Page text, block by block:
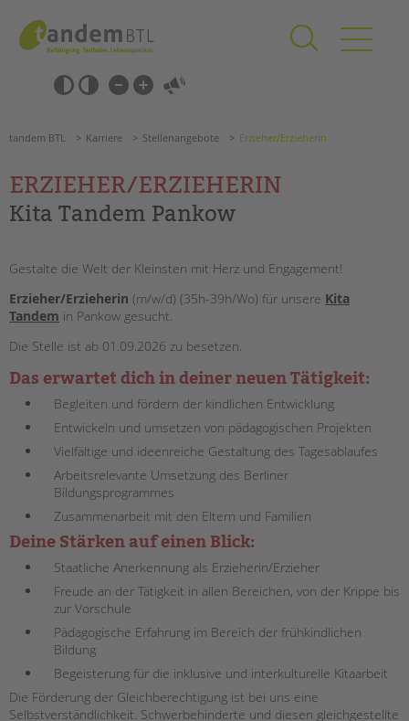
springen
Barrierefrei-
Einstellungen
überspringen
überspringen
SCHULE & GANZTAG
Förderzentren
Kollegs
EFöB
Schulbezogene Sozialarbeit
EINGLIEDERUNGSHILFE
BETREUTES WOHNEN
TANDEM BTL AKADEMIE
Seminarräume
STADTTEILARBEIT
PROFIL | LEITBILD
Bereiche im Überblick
Suchen
tandem BTL Karriere Stellenangebote Erzieher/Erzieherin
ERZIEHER/ERZIEHERIN
Kita Tandem Pankow
Gestalte die Welt der Kleinsten mit Herz und Engagement!
Erzieher/Erzieherin (m/w/d) (35h-39h/Wo) für unsere Kita
Tandem in Pankow gesucht.
Die Stelle ist ab 01.09.2026 zu besetzen.
Das erwartet dich in deiner neuen Tätigkeit:
Begleiten und fördern der kindlichen Entwicklung
Entwickeln und umsetzen von pädagogischen Projekten
Vielfältige und ideenreiche Gestaltung des Tagesablaufes
Arbeitsrelevante Umsetzung des Berliner
Bildungsprogrammes
Zusammenarbeit mit den Eltern und Familien
Deine Stärken auf einen Blick:
Staatliche Anerkennung als Erzieherin/Erzieher
Freude an der Tätigkeit in allen Bereichen, von der Krippe bis
zur Vorschule
Pädagogische Erfahrung im Bereich der frühkindlichen
Bildung
Begeisterung für die inklusive und interkulturelle Kitaarbeit
Die Förderung der Gleichberechtigung ist bei uns eine
Selbstverständlichkeit. Schwerbehinderte und diesen gleichgestellte